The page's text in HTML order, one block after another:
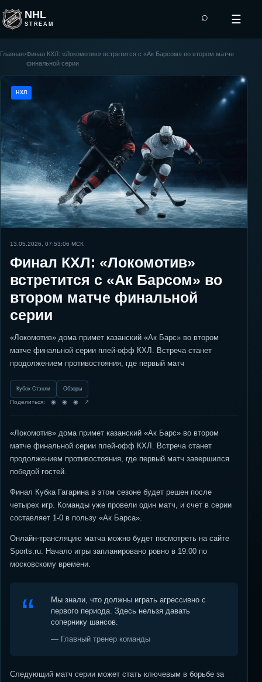
NHL
STREAM
⌕ ☰
Главная›Финал КХЛ: «Локомотив» встретится с «Ак Барсом» во втором матче
финальной серии
НХЛ
13.05.2026, 07:53:06 МСК
Финал КХЛ: «Локомотив»
встретится с «Ак Барсом» во
втором матче финальной
серии
«Локомотив» дома примет казанский «Ак Барс» во втором
матче финальной серии плей-офф КХЛ. Встреча станет
продолжением противостояния, где первый матч
Кубок Стэнли Обзоры
Поделиться: ◉ ◉ ◉ ↗
«Локомотив» дома примет казанский «Ак Барс» во втором
матче финальной серии плей-офф КХЛ. Встреча станет
продолжением противостояния, где первый матч завершился
победой гостей.
Финал Кубка Гагарина в этом сезоне будет решен после
четырех игр. Команды уже провели один матч, и счет в серии
составляет 1-0 в пользу «Ак Барса».
Онлайн-трансляцию матча можно будет посмотреть на сайте
Sports.ru. Начало игры запланировано ровно в 19:00 по
московскому времени.
Мы знали, что должны играть агрессивно с
первого периода. Здесь нельзя давать
сопернику шансов.
— Главный тренер команды
Следующий матч серии может стать ключевым в борьбе за